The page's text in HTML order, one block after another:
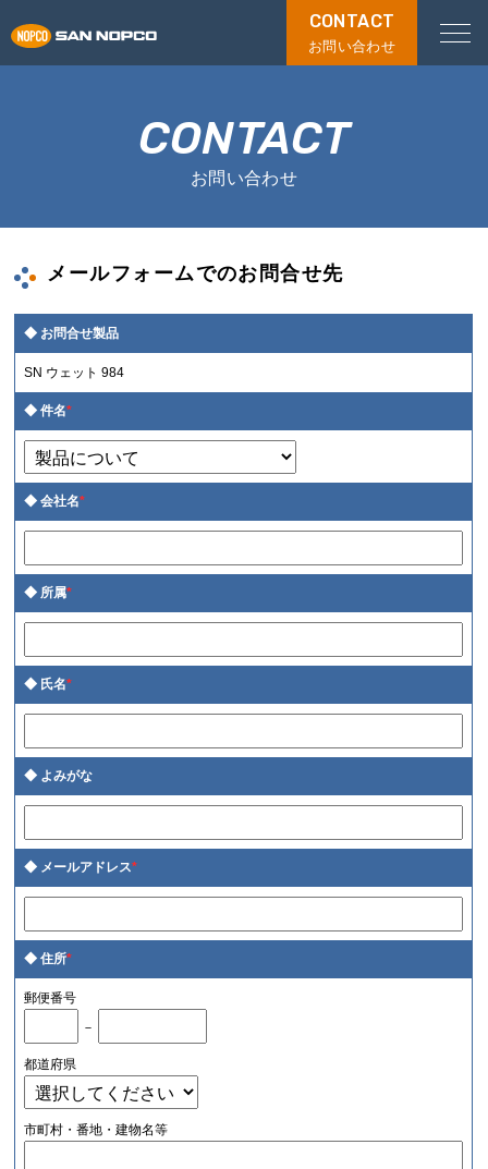
CONTACT
お問い合わせ
CONTACT
お問い合わせ
メールフォームでのお問合せ先
お問合せ製品
SN ウェット 984
件名*
会社名*
所属*
氏名*
よみがな
メールアドレス*
住所*
郵便番号
－
都道府県
市町村・番地・建物名等